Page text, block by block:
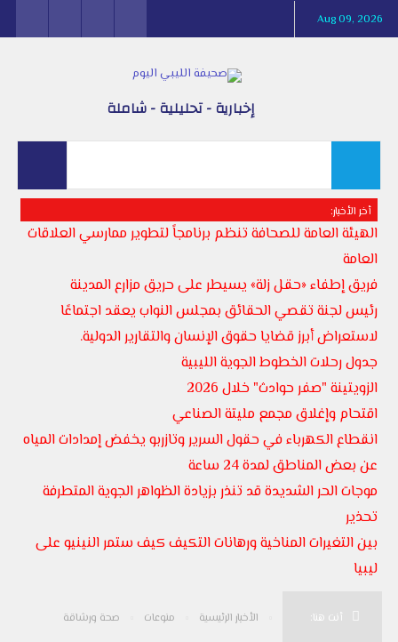
Aug 09, 2026
إخبارية - تحليلية - شاملة
أخر الأخبار:
الهيئة العامة للصحافة تنظم برنامجاً لتطوير ممارسي العلاقات
العامة
فريق إطفاء «حقل زلة» يسيطر على حريق مزارع المدينة
رئيس لجنة تقصي الحقائق بمجلس النواب يعقد اجتماعًا
لاستعراض أبرز قضايا حقوق الإنسان والتقارير الدولية.
جدول رحلات الخطوط الجوية الليبية
الزويتينة "صفر حوادث" خلال 2026
اقتحام وإغلاق مجمع مليتة الصناعي
انقطاع الكهرباء في حقول السرير وتازربو يخفض إمدادات المياه
عن بعض المناطق لمدة 24 ساعة
موجات الحر الشديدة قد تنذر بزيادة الظواهر الجوية المتطرفة
تحذير
بين التغيرات المناخية ورهانات التكيف كيف ستمر النينيو على
ليبيا
أنت هنا: الأخبار الرئيسية منوعات
صحة ورشاقة